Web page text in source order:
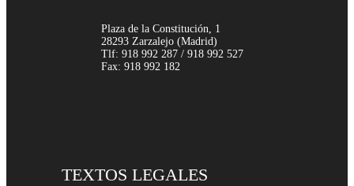
Plaza de la Constitución, 1
28293 Zarzalejo (Madrid)
Tlf: 918 992 287 / 918 992 527
Fax: 918 992 182
TEXTOS LEGALES